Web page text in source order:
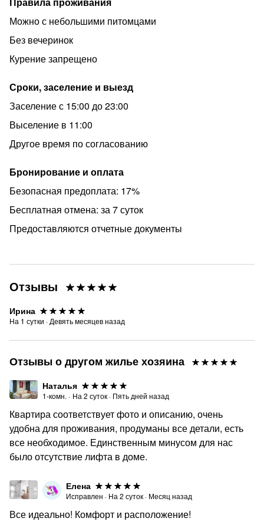
Домашние животные по запросу.
Будем рады видеть Вас в качестве наших гостей.
Для бронирования квартиры нужен задаток. После
вам даты и ждем вас в гости! При заселении - нужен
документ, удостоверяющий личность.
Возможен трансфер из аэропорта и ЖД вокзала по
Предоставляем отчётные документы.
При занятости данной квартиры на требуемый период
подберем альтернативный вариант. У нас как Дома!
Можно с небольшими питомцами
Без вечеринок
Курение запрещено
Сроки, заселение и выезд
Заселение с 15:00 до 23:00
Выселение в 11:00
Другое время по согласованию
Бронирование и оплата
Безопасная предоплата: 17%
Бесплатная отмена: за 7 суток
Предоставляются отчетные документы
Отзывы
Ирина
На 1 сутки · Девять месяцев назад
Отзывы о другом жилье хозяина
Наталья
1-комн. · На 2 суток · Пять дней назад
Квартира соответствует фото и описанию, очень
удобна для проживания, продуманы все детали, есть
все необходимое. Единственным минусом для нас
было отсутствие лифта в доме.
Елена
Исправлен · На 2 суток · Месяц назад
Все идеально! Комфорт и расположение!